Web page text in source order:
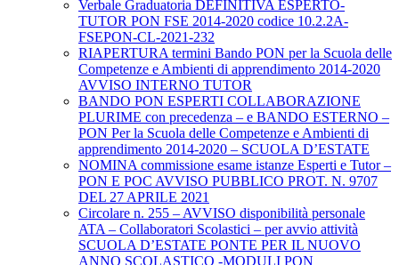
Verbale Graduatoria DEFINITIVA ESPERTO-
TUTOR PON FSE 2014-2020 codice 10.2.2A-
FSEPON-CL-2021-232
RIAPERTURA termini Bando PON per la Scuola delle
Competenze e Ambienti di apprendimento 2014-2020
AVVISO INTERNO TUTOR
BANDO PON ESPERTI COLLABORAZIONE
PLURIME con precedenza – e BANDO ESTERNO –
PON Per la Scuola delle Competenze e Ambienti di
apprendimento 2014-2020 – SCUOLA D’ESTATE
NOMINA commissione esame istanze Esperti e Tutor –
PON E POC AVVISO PUBBLICO PROT. N. 9707
DEL 27 APRILE 2021
Circolare n. 255 – AVVISO disponibilità personale
ATA – Collaboratori Scolastici – per avvio attività
SCUOLA D’ESTATE PONTE PER IL NUOVO
ANNO SCOLASTICO -MODULI PON